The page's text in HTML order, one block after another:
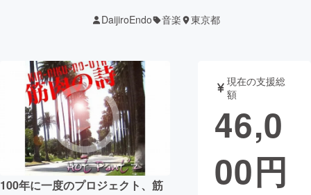
テクノロジー・ガジェット
映像・映画 書籍・雑誌
ビジネス・起業 チャレンジ
DaijiroEndo 音楽 東京都
100年に一度のプロジェクト、筋
現在の支援総
額
46,0
00円